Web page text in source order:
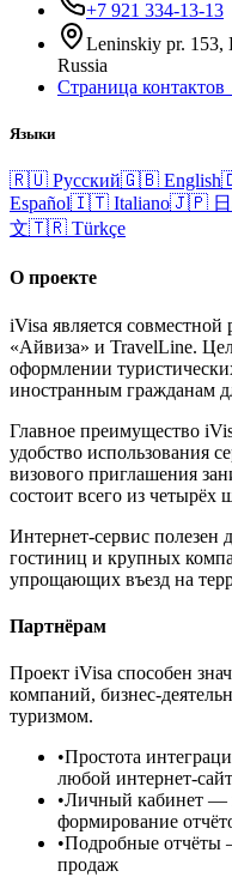
+7 921 334-13-13
Leninskiy pr. 153,
Russia
Страница
Языки
🇷🇺 Русский🇬🇧 English
Español🇮🇹 Italiano🇯🇵
文🇹🇷 Türkçe
О проекте
iVisa является
«Айвиза» и TravelLine.
оформлении
иностранным гражданам
Главное преимущество
удобство использования
визового приглашения
состоит всего из четырёх
Интернет-сервис полезен
гостиниц и крупных
упрощающих въезд на
Партнёрам
Проект iVisa способен
компаний, бизнес-
туризмом.
•Простота
любой интернет-сайт
•Личный кабинет —
формирование
•Подробные отчёты
продаж